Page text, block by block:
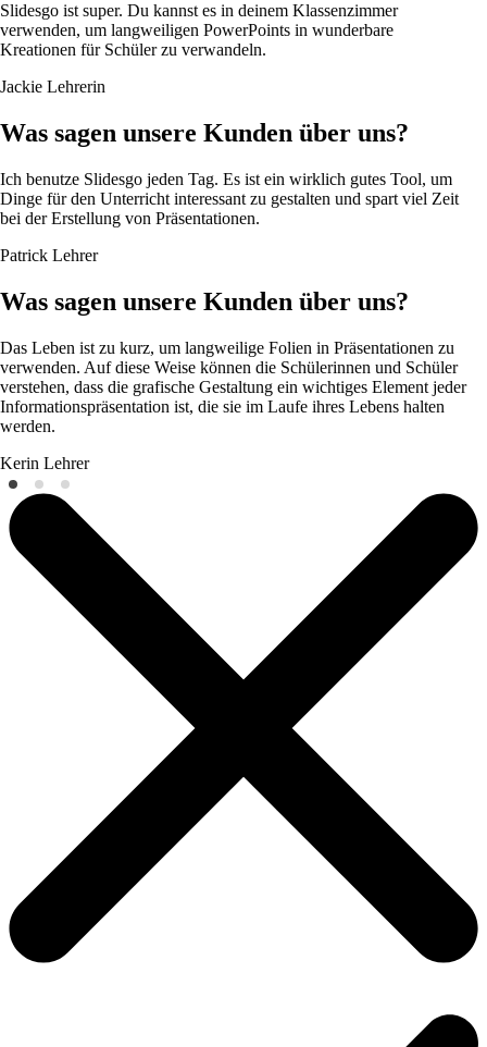
Slidesgo ist super. Du kannst es in deinem Klassenzimmer
verwenden, um langweiligen PowerPoints in wunderbare
Kreationen für Schüler zu verwandeln.
Jackie Lehrerin
Was sagen unsere Kunden über uns?
Ich benutze Slidesgo jeden Tag. Es ist ein wirklich gutes Tool, um
Dinge für den Unterricht interessant zu gestalten und spart viel Zeit
bei der Erstellung von Präsentationen.
Patrick Lehrer
Was sagen unsere Kunden über uns?
Das Leben ist zu kurz, um langweilige Folien in Präsentationen zu
verwenden. Auf diese Weise können die Schülerinnen und Schüler
verstehen, dass die grafische Gestaltung ein wichtiges Element jeder
Informationspräsentation ist, die sie im Laufe ihres Lebens halten
werden.
Kerin Lehrer